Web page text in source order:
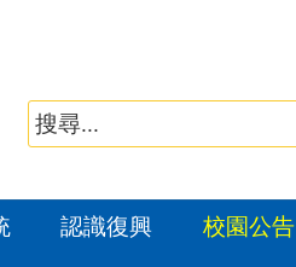
認識復興 校園公告